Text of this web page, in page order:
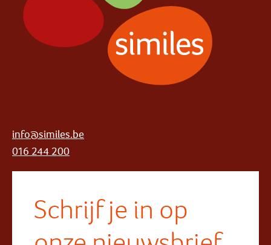
info@similes.be
016 244 200
Schrijf je in op